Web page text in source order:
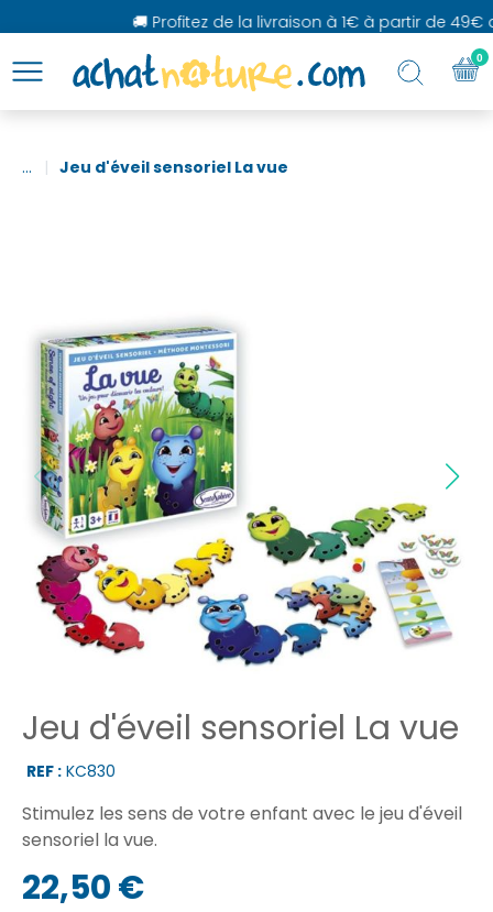
🚚 Profitez de la livraison à 1€ à partir de 49€
... Jeu d'éveil sensoriel La vue
Jeu d'éveil sensoriel La vue
REF : KC830
Stimulez les sens de votre enfant avec le jeu d'éveil
sensoriel la vue.
22,50 €
0